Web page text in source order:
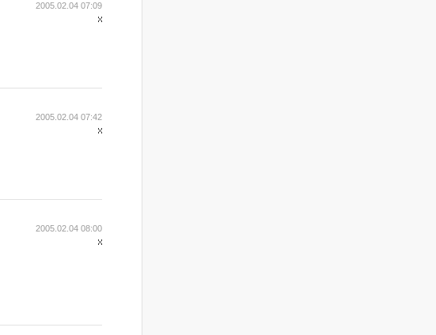
2005.02.04 07:09
2005.02.04 07:42
2005.02.04 08:00